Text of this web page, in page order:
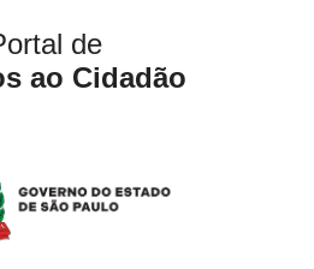
de
ao Cidadão